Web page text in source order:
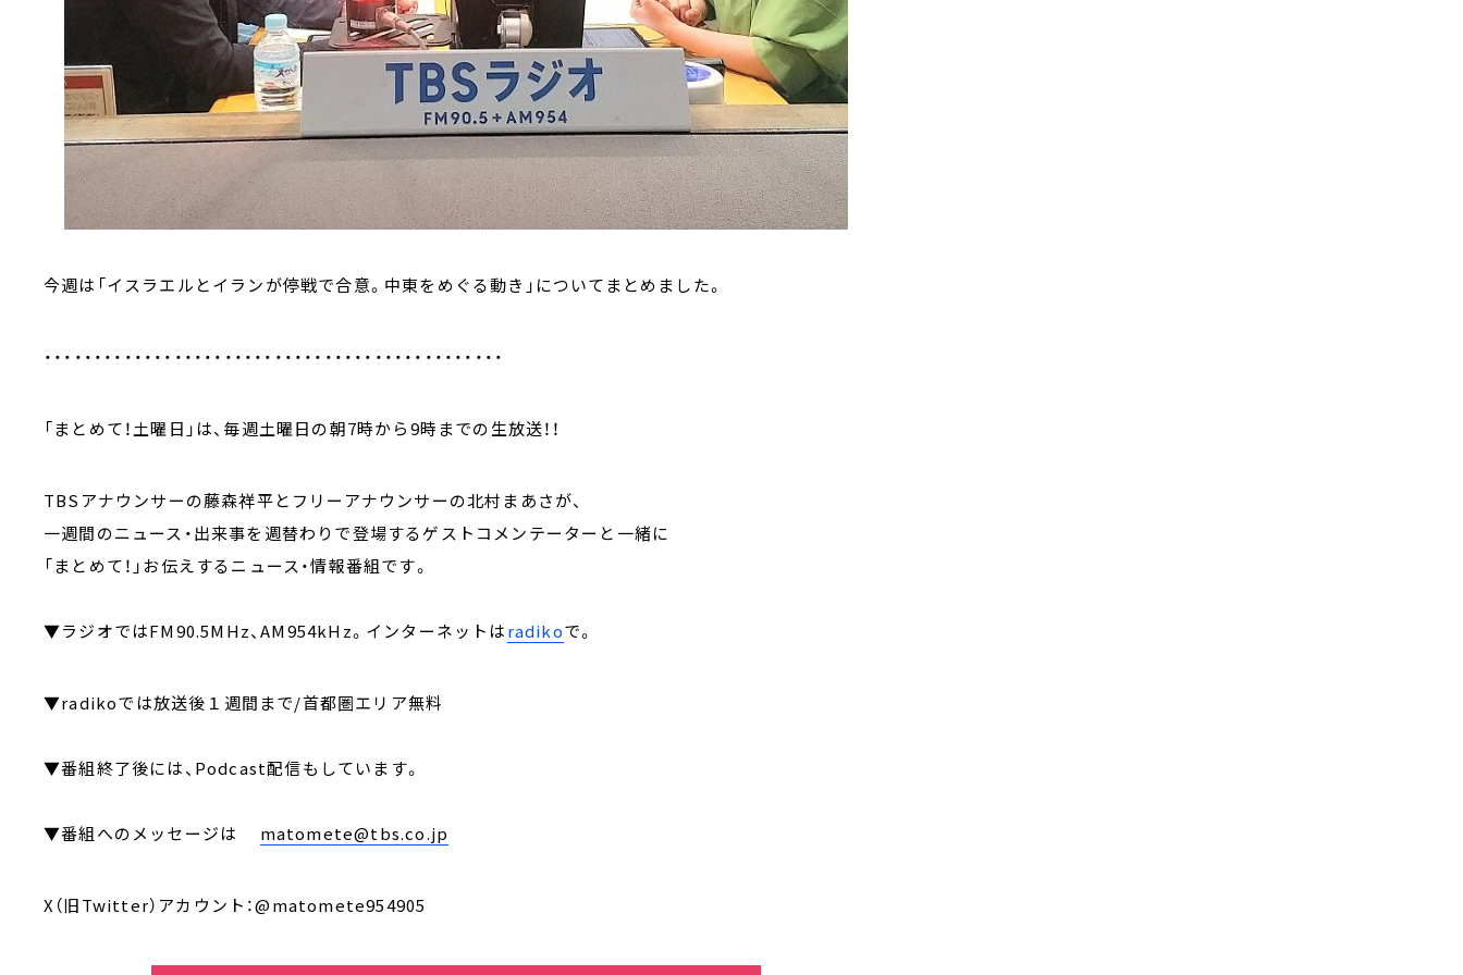
今週は「イスラエルとイランが停戦で合意。中東をめぐる動き」についてまとめました。
・・・・・・・・・・・・・・・・・・・・・・・・・・・・・・・・・・・・・・・・・・・・・・
「まとめて！土曜日」は、毎週土曜日の朝7時から9時までの生放送！！
TBSアナウンサーの藤森祥平とフリーアナウンサーの北村まあさが、
一週間のニュース・出来事を週替わりで登場するゲストコメンテーターと一緒に
「まとめて！」お伝えするニュース・情報番組です。
▼ラジオではFM90.5MHz、AM954kHz。インターネットはradikoで。
▼radikoでは放送後１週間まで/首都圏エリア無料
▼番組終了後には、Podcast配信もしています。
▼番組へのメッセージは matomete@tbs.co.jp
X（旧Twitter）アカウント：@matomete954905